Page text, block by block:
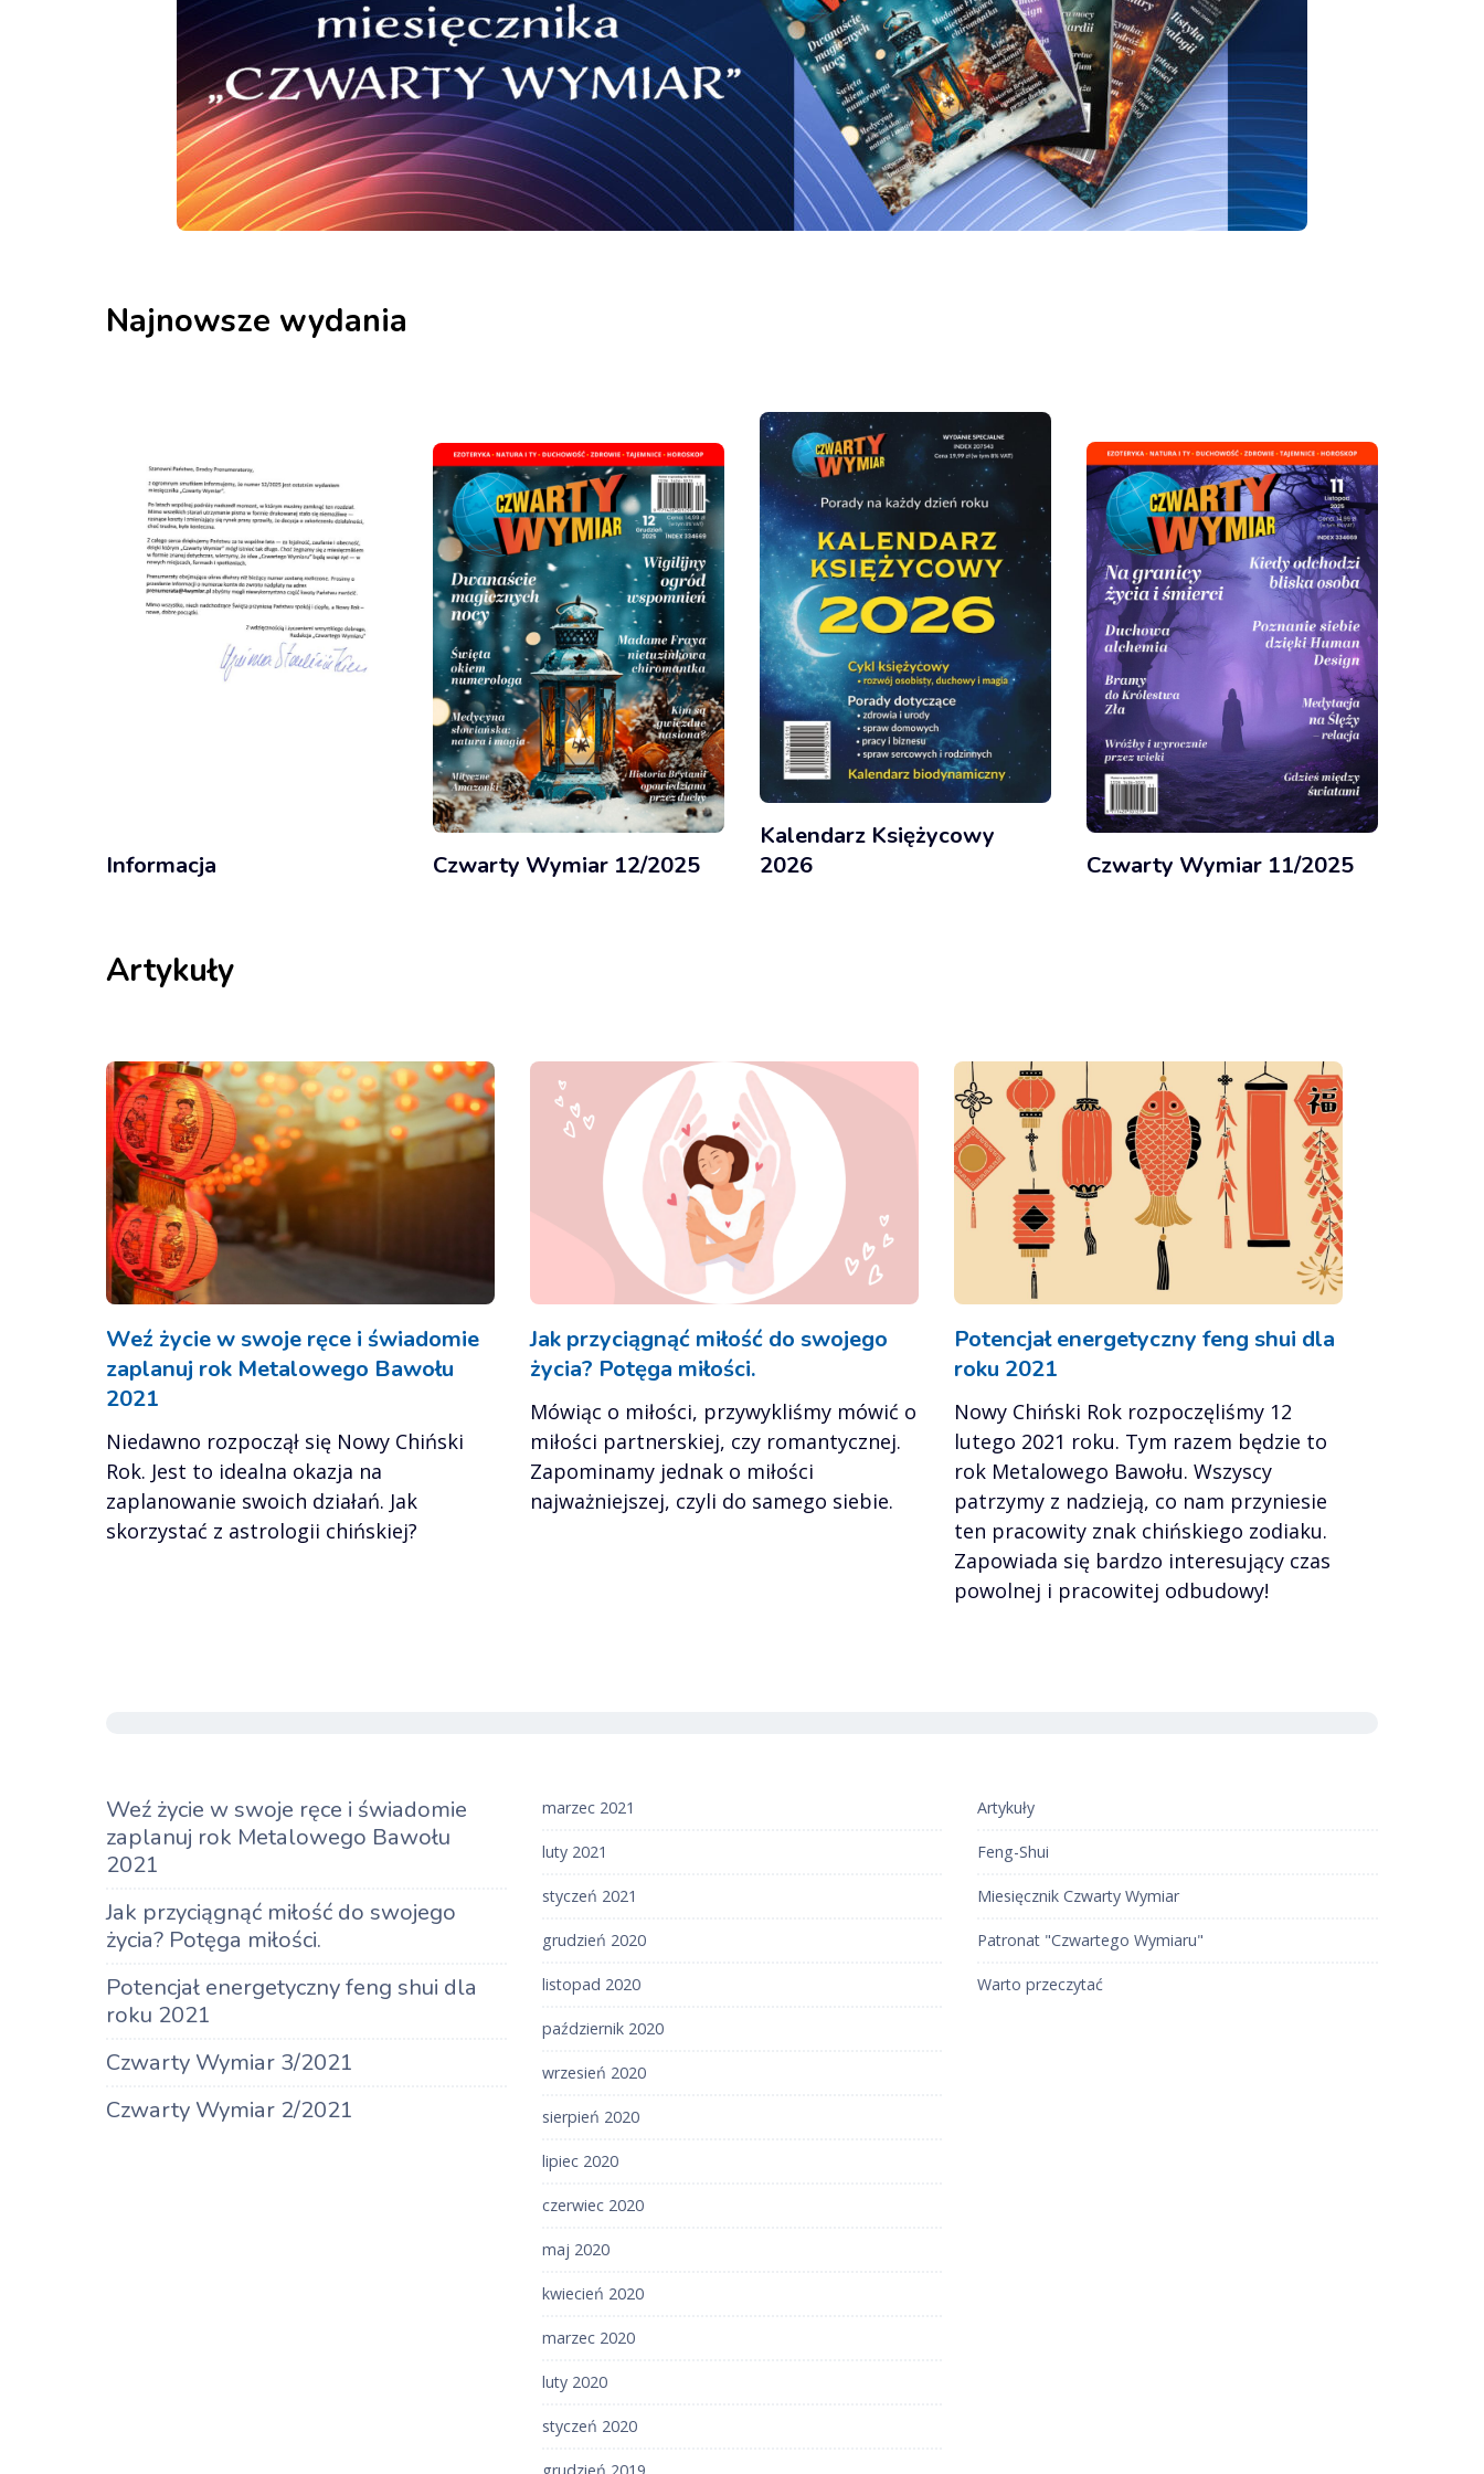
Najnowsze wydania
Informacja Czwarty Wymiar 12/2025
Kalendarz Księżycowy
2026
Czwarty Wymiar 11/2025
Artykuły
Weź życie w swoje ręce i świadomie
zaplanuj rok Metalowego Bawołu
2021
Niedawno rozpoczął się Nowy Chiński
Rok. Jest to idealna okazja na
zaplanowanie swoich działań. Jak
skorzystać z astrologii chińskiej?
Jak przyciągnąć miłość do swojego
życia? Potęga miłości.
Mówiąc o miłości, przywykliśmy mówić o
miłości partnerskiej, czy romantycznej.
Zapominamy jednak o miłości
najważniejszej, czyli do samego siebie.
Potencjał energetyczny feng shui dla
roku 2021
Nowy Chiński Rok rozpoczęliśmy 12
lutego 2021 roku. Tym razem będzie to
rok Metalowego Bawołu. Wszyscy
patrzymy z nadzieją, co nam przyniesie
ten pracowity znak chińskiego zodiaku.
Zapowiada się bardzo interesujący czas
powolnej i pracowitej odbudowy!
Weź życie w swoje ręce i świadomie
zaplanuj rok Metalowego Bawołu
2021
Jak przyciągnąć miłość do swojego
życia? Potęga miłości.
Potencjał energetyczny feng shui dla
roku 2021
Czwarty Wymiar 3/2021
Czwarty Wymiar 2/2021
marzec 2021
luty 2021
styczeń 2021
grudzień 2020
listopad 2020
październik 2020
wrzesień 2020
sierpień 2020
lipiec 2020
czerwiec 2020
maj 2020
kwiecień 2020
marzec 2020
luty 2020
styczeń 2020
Artykuły
Feng-Shui
Miesięcznik Czwarty Wymiar
Patronat "Czwartego Wymiaru"
Warto przeczytać